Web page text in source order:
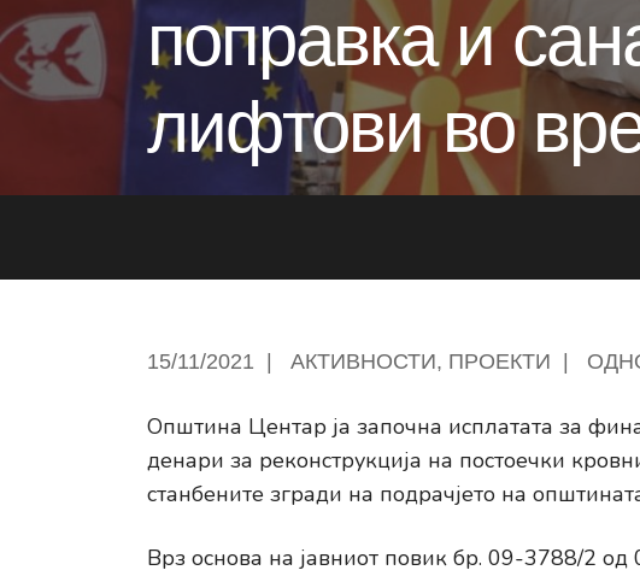
поправка и
лифтови во
15/11/2021 АКТИВНОСТИ, ПРОЕКТИ
Општина Центар ја започна исплатата за
денари за реконструкција на постоечки
станбените згради на подрачјето на
Врз основа на јавниот повик бр. 09-3788/2